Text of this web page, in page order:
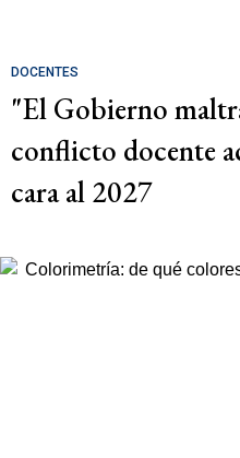
DOCENTES
"El Gobierno
conflicto docente
cara al 2027